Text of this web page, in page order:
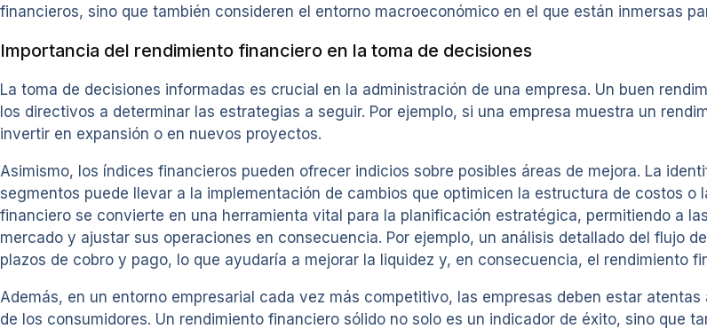
financieros, sino que también consideren el entorno macroeconómico en el que están inmersas
Importancia del rendimiento financiero en la toma de decisiones
La toma de decisiones informadas es crucial en la administración de una empresa. Un buen
los directivos a determinar las estrategias a seguir. Por ejemplo, si una empresa muestra un
invertir en expansión o en nuevos proyectos.
Asimismo, los índices financieros pueden ofrecer indicios sobre posibles áreas de mejora. La
segmentos puede llevar a la implementación de cambios que optimicen la estructura de costos o
financiero se convierte en una herramienta vital para la planificación estratégica, permitiendo a
mercado y ajustar sus operaciones en consecuencia. Por ejemplo, un análisis detallado del flujo
plazos de cobro y pago, lo que ayudaría a mejorar la liquidez y, en consecuencia, el rendimiento
Además, en un entorno empresarial cada vez más competitivo, las empresas deben estar
de los consumidores. Un rendimiento financiero sólido no solo es un indicador de éxito, sino que